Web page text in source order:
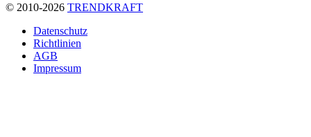
© 2010-2026 TRENDKRAFT
FußzeileDatenschutz
Richtlinien
AGB
Impressum